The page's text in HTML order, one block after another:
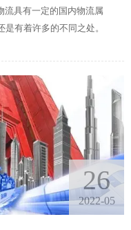
流具有一定的国内物流属
有着许多的不同之处。
26
2022-05